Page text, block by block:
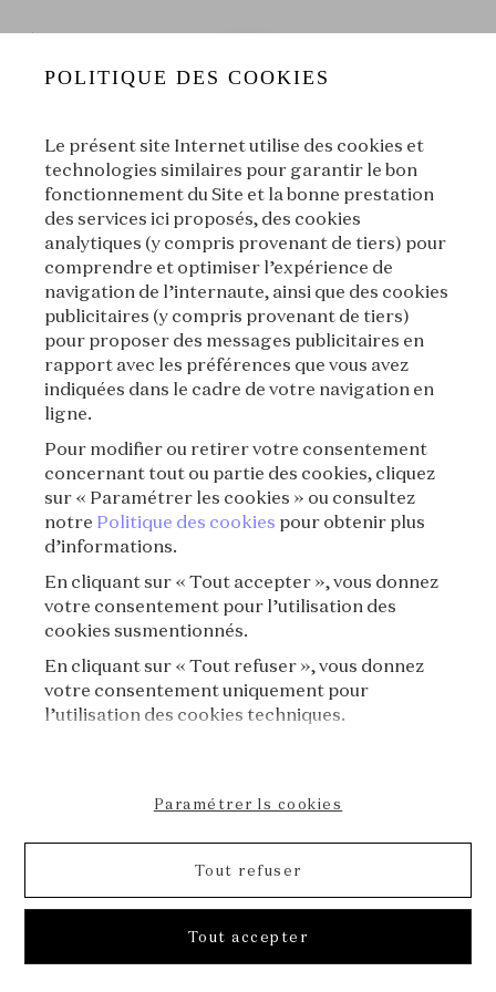
Découvrez la légende des Perles
S05⏐La Légende des Perles | L'École des Arts Joailliers
00:00
Suivant | À propos
À propos
Découvrez la légende des Perles
S05⏐La Légende des Perles
POLITIQUE DES COOKIES
Le présent site Internet utilise des cookies et
technologies similaires pour garantir le bon
fonctionnement du Site et la bonne prestation
des services ici proposés, des cookies
analytiques (y compris provenant de tiers) pour
comprendre et optimiser l’expérience de
navigation de l’internaute, ainsi que des cookies
publicitaires (y compris provenant de tiers)
pour proposer des messages publicitaires en
rapport avec les préférences que vous avez
indiquées dans le cadre de votre navigation en
ligne.
Pour modifier ou retirer votre consentement
concernant tout ou partie des cookies, cliquez
sur « Paramétrer les cookies » ou consultez
notre Politique des cookies pour obtenir plus
d’informations.
En cliquant sur « Tout accepter », vous donnez
votre consentement pour l’utilisation des
cookies susmentionnés.
En cliquant sur « Tout refuser », vous donnez
votre consentement uniquement pour
l’utilisation des cookies techniques.
Paramétrer ls cookies
Tout refuser
Tout accepter